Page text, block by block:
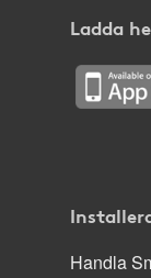
Ladda
Handla